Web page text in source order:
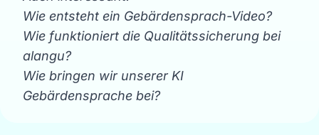
Wie entsteht ein Gebärdensprach-Video?
Wie funktioniert die Qualitätssicherung bei
alangu?
Wie bringen wir unserer KI
Gebärdensprache bei?